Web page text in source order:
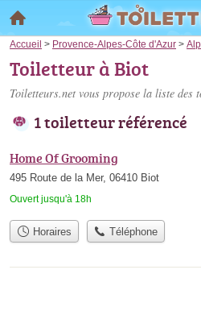
Accueil > Provence-Alpes-Côte d'Azur >
Toiletteur à Biot
Toiletteurs.net vous propose la liste des
1 toiletteur référencé
Home Of Grooming
495 Route de la Mer, 06410 Biot
Ouvert jusqu'à 18h
Horaires Téléphone